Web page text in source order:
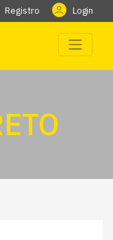
Registro Login